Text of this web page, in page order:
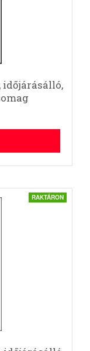
időjárásálló,
RAKTÁRON